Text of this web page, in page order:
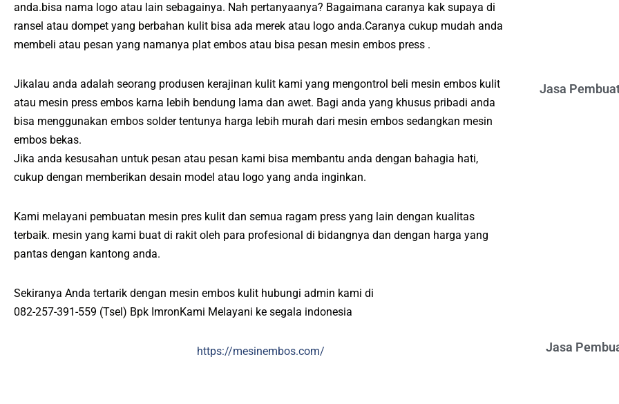
anda.bisa nama logo atau lain sebagainya. Nah pertanyaanya? Bagaimana caranya kak supaya di
ransel atau dompet yang berbahan kulit bisa ada merek atau logo anda.Caranya cukup mudah anda
membeli atau pesan yang namanya plat embos atau bisa pesan mesin embos press .
Jikalau anda adalah seorang produsen kerajinan kulit kami yang mengontrol beli mesin embos kulit
atau mesin press embos karna lebih bendung lama dan awet. Bagi anda yang khusus pribadi anda
bisa menggunakan embos solder tentunya harga lebih murah dari mesin embos sedangkan mesin
embos bekas.
Jika anda kesusahan untuk pesan atau pesan kami bisa membantu anda dengan bahagia hati,
cukup dengan memberikan desain model atau logo yang anda inginkan.
Kami melayani pembuatan mesin pres kulit dan semua ragam press yang lain dengan kualitas
terbaik. mesin yang kami buat di rakit oleh para profesional di bidangnya dan dengan harga yang
pantas dengan kantong anda.
Sekiranya Anda tertarik dengan mesin embos kulit hubungi admin kami di
082-257-391-559 (Tsel) Bpk ImronKami Melayani ke segala indonesia
https://mesinembos.com/
Jasa
Jasa